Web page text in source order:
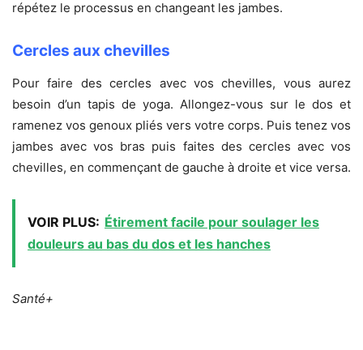
répétez le processus en changeant les jambes.
Cercles aux chevilles
Pour faire des cercles avec vos chevilles, vous aurez
besoin d’un tapis de yoga. Allongez-vous sur le dos et
ramenez vos genoux pliés vers votre corps. Puis tenez vos
jambes avec vos bras puis faites des cercles avec vos
chevilles, en commençant de gauche à droite et vice versa.
VOIR PLUS: Étirement facile pour soulager les
douleurs au bas du dos et les hanches
Santé+